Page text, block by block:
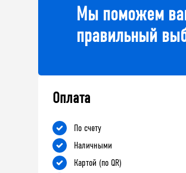
Мы поможем
правильный
Оплата
По счету
Наличными
Картой (по QR)